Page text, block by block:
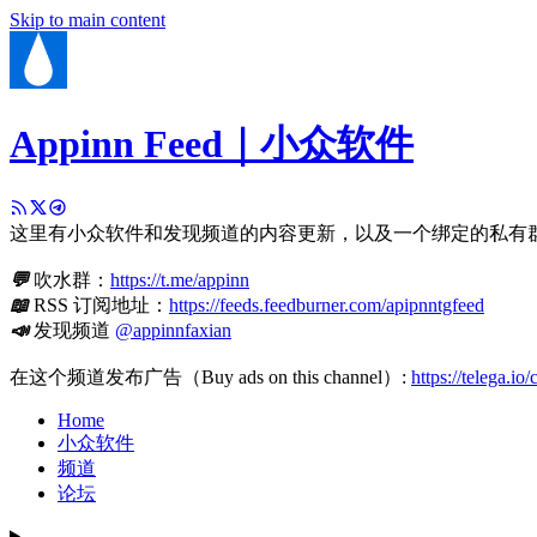
Skip to main content
Appinn Feed｜小众软件
这里有小众软件和发现频道的内容更新，以及一个绑定的私有
💬吹水群： https://t.me/appinn
📖RSS 订阅地址： https://feeds.feedburner.com/apipnntgfeed
📣发现频道 @appinnfaxian
在这个频道发布广告（Buy ads on this channel）: https://telega.io/
Home
小众软件
频道
论坛